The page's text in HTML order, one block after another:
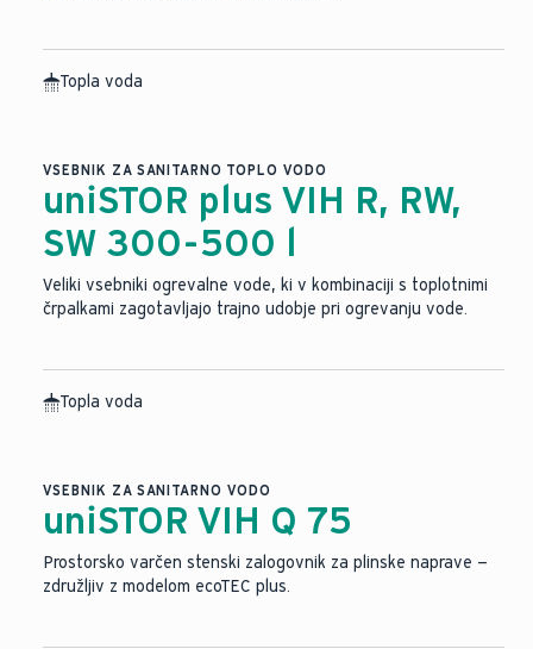
Topla voda
VSEBNIK ZA SANITARNO TOPLO VODO
uniSTOR plus VIH R, RW,
SW 300-500 l
Veliki vsebniki ogrevalne vode, ki v kombinaciji s toplotnimi
črpalkami zagotavljajo trajno udobje pri ogrevanju vode.
Topla voda
VSEBNIK ZA SANITARNO VODO
uniSTOR VIH Q 75
Prostorsko varčen stenski zalogovnik za plinske naprave —
združljiv z modelom ecoTEC plus.